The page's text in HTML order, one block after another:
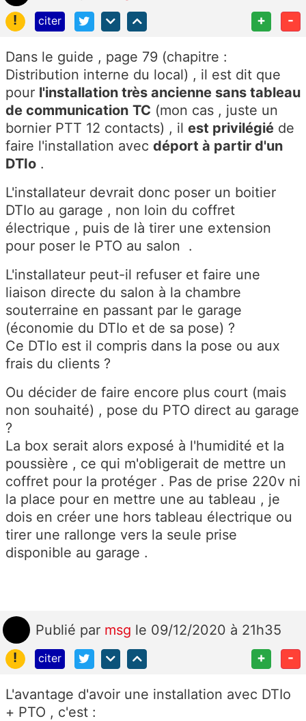
!
citer + -
Dans le guide , page 79 (chapitre :
Distribution interne du local) , il est dit que
pour l'installation très ancienne sans tableau
de communication TC (mon cas , juste un
bornier PTT 12 contacts) , il est privilégié de
faire l'installation avec déport à partir d'un
DTIo .
L'installateur devrait donc poser un boitier
DTIo au garage , non loin du coffret
électrique , puis de là tirer une extension
pour poser le PTO au salon .
L'installateur peut-il refuser et faire une
liaison directe du salon à la chambre
souterraine en passant par le garage
(économie du DTIo et de sa pose) ?
Ce DTIo est il compris dans la pose ou aux
frais du clients ?
Ou décider de faire encore plus court (mais
non souhaité) , pose du PTO direct au garage
?
La box serait alors exposé à l'humidité et la
poussière , ce qui m'obligerait de mettre un
coffret pour la protéger . Pas de prise 220v ni
la place pour en mettre une au tableau , je
dois en créer une hors tableau électrique ou
tirer une rallonge vers la seule prise
disponible au garage .
Publié par msg le 09/12/2020 à 21h35
!
citer + -
L'avantage d'avoir une installation avec DTIo
+ PTO , c'est :